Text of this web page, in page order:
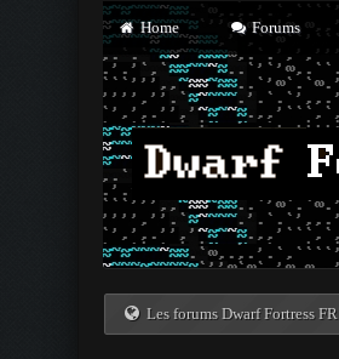
Home Forums
Les forums Dwarf Fortress FR